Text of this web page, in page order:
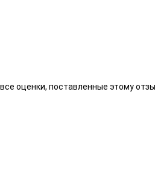
оценки, поставленные этому